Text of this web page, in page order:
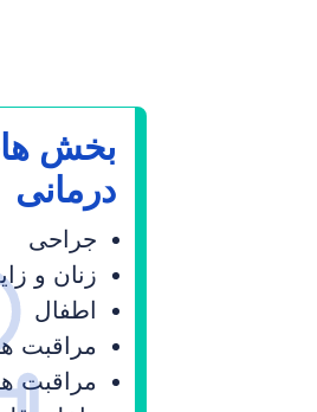
بخش
درمانی
جراحی
زنان و
اطفال
مراقبت
مراقبت